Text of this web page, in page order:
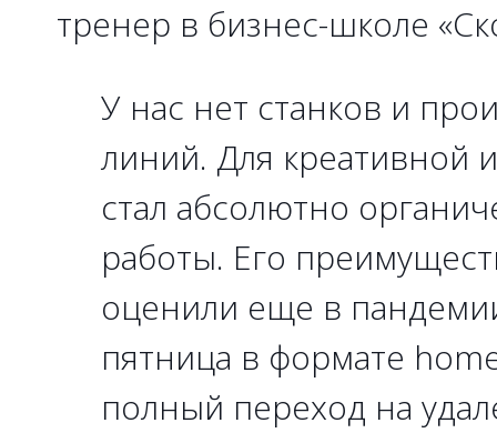
тренер в бизнес-школе
У нас нет станков и
линий. Для креативной
стал абсолютно
работы. Его
оценили еще в
пятница в формате
полный переход на